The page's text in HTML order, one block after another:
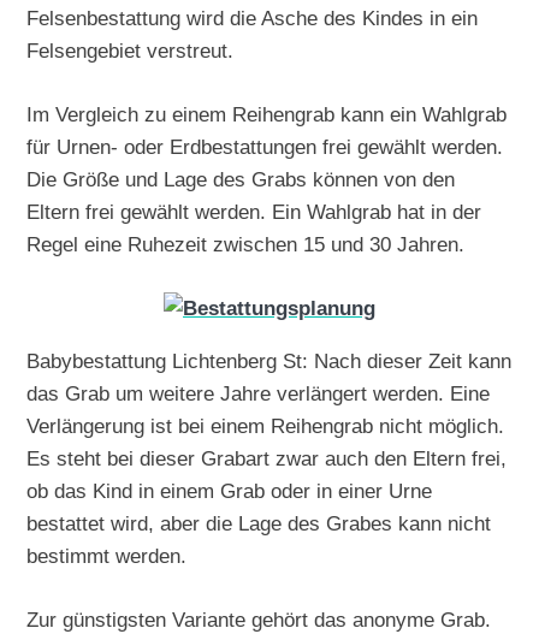
Felsenbestattung wird die Asche des Kindes in ein
Felsengebiet verstreut.
Im Vergleich zu einem Reihengrab kann ein Wahlgrab
für Urnen- oder Erdbestattungen frei gewählt werden.
Die Größe und Lage des Grabs können von den
Eltern frei gewählt werden. Ein Wahlgrab hat in der
Regel eine Ruhezeit zwischen 15 und 30 Jahren.
Babybestattung Lichtenberg St: Nach dieser Zeit kann
das Grab um weitere Jahre verlängert werden. Eine
Verlängerung ist bei einem Reihengrab nicht möglich.
Es steht bei dieser Grabart zwar auch den Eltern frei,
ob das Kind in einem Grab oder in einer Urne
bestattet wird, aber die Lage des Grabes kann nicht
bestimmt werden.
Zur günstigsten Variante gehört das anonyme Grab.